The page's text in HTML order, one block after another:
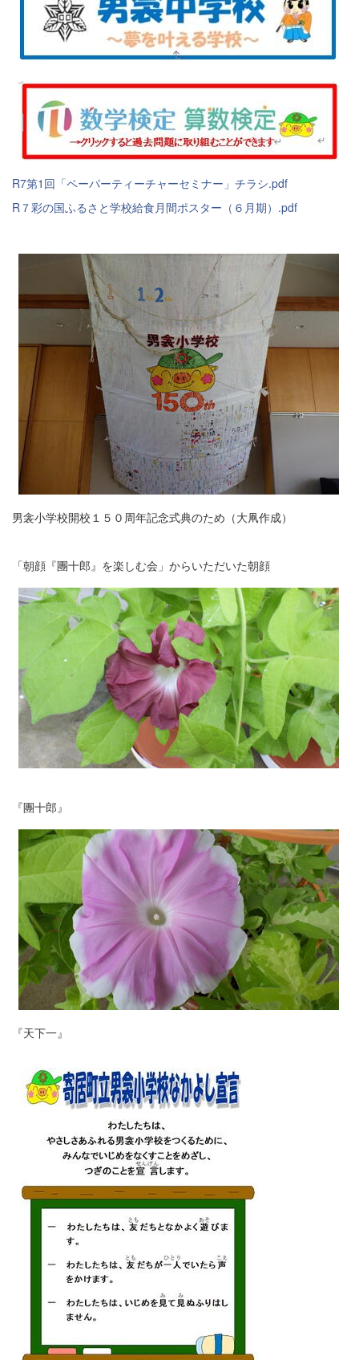
R7第1回「ペーパーティーチャーセミナー」チラシ.pdf
R７彩の国ふるさと学校給食月間ポスター（６月期）.pdf
男衾小学校開校１５０周年記念式典のため（大凧作成）
「朝顔『團十郎』を楽しむ会」からいただいた朝顔
『團十郎』
『天下一』